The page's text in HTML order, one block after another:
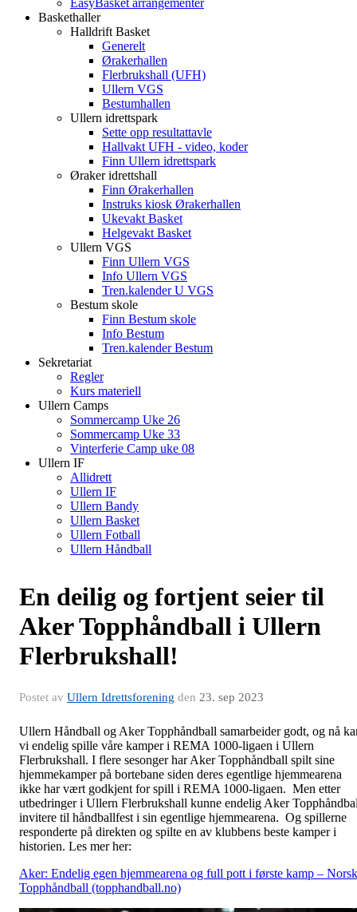
EasyBasket arrangementer
Baskethaller
Halldrift Basket
Generelt
Ørakerhallen
Flerbrukshall (UFH)
Ullern VGS
Bestumhallen
Ullern idrettspark
Sette opp resultattavle
Hallvakt UFH - video, koder
Finn Ullern idrettspark
Øraker idrettshall
Finn Ørakerhallen
Instruks kiosk Ørakerhallen
Ukevakt Basket
Helgevakt Basket
Ullern VGS
Finn Ullern VGS
Info Ullern VGS
Tren.kalender U VGS
Bestum skole
Finn Bestum skole
Info Bestum
Tren.kalender Bestum
Sekretariat
Regler
Kurs materiell
Ullern Camps
Sommercamp Uke 26
Sommercamp Uke 33
Vinterferie Camp uke 08
Ullern IF
Allidrett
Ullern IF
Ullern Bandy
Ullern Basket
Ullern Fotball
Ullern Håndball
En deilig og fortjent seier til
Aker Topphåndball i Ullern
Flerbrukshall!
Postet av Ullern Idrettsforening den 23. sep 2023
Ullern Håndball og Aker Topphåndball samarbeider godt, og nå
vi endelig spille våre kamper i REMA 1000-ligaen i Ullern
Flerbrukshall. I flere sesonger har Aker Topphåndball spilt sine
hjemmekamper på bortebane siden deres egentlige hjemmearena
ikke har vært godkjent for spill i REMA 1000-ligaen. Men etter
utbedringer i Ullern Flerbrukshall kunne endelig Aker
invitere til håndballfest i sin egentlige hjemmearena. Og spillerne
responderte på direkten og spilte en av klubbens beste kamper i
historien. Les mer her:
Aker: Endelig egen hjemmearena og full pott i første kamp – Norsk
Topphåndball (topphandball.no)